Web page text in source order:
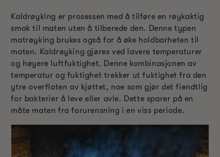
Kaldrøyking er prosessen med å tilføre en røykaktig
smak til maten uten å tilberede den. Denne typen
matrøyking brukes også for å øke holdbarheten til
maten. Kaldrøyking gjøres ved lavere temperaturer
og høyere luftfuktighet. Denne kombinasjonen av
temperatur og fuktighet trekker ut fuktighet fra den
ytre overflaten av kjøttet, noe som gjør det fiendtlig
for bakterier å leve eller avle. Dette sparer på en
måte maten fra forurensning i en viss periode.